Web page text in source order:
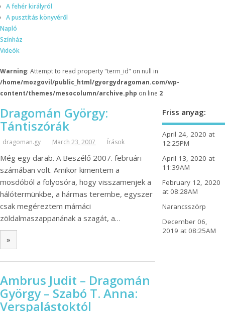
A fehér királyról
A pusztítás könyvéről
Napló
Színház
Videók
Warning: Attempt to read property "term_id" on null in
/home/mozgovil/public_html/gyorgydragoman.com/wp-
content/themes/mesocolumn/archive.php on line 2
Dragomán György:
Tántiszórák
dragoman.gy March 23, 2007 Írások
Még egy darab. A Beszélő 2007. februári
számában volt. Amikor kimentem a
mosdóból a folyosóra, hogy visszamenjek a
hálótermünkbe, a hármas terembe, egyszer
csak megéreztem mámáci
zöldalmaszappanának a szagát, a…
»
Ambrus Judit – Dragomán
György – Szabó T. Anna:
Verspalástoktól
Friss anyag:
April 24, 2020 at
12:25PM
April 13, 2020 at
11:39AM
February 12, 2020
at 08:28AM
Narancsszörp
December 06,
2019 at 08:25AM